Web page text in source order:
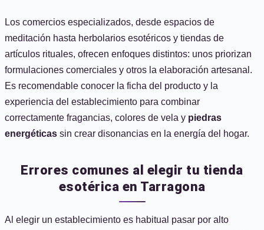
Los comercios especializados, desde espacios de
meditación hasta herbolarios esotéricos y tiendas de
artículos rituales, ofrecen enfoques distintos: unos priorizan
formulaciones comerciales y otros la elaboración artesanal.
Es recomendable conocer la ficha del producto y la
experiencia del establecimiento para combinar
correctamente fragancias, colores de vela y piedras
energéticas sin crear disonancias en la energía del hogar.
Errores comunes al elegir tu tienda
esotérica en Tarragona
Al elegir un establecimiento es habitual pasar por alto